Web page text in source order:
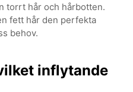
torrt hår och hårbotten.
fett hår den perfekta
behov.
inflytande